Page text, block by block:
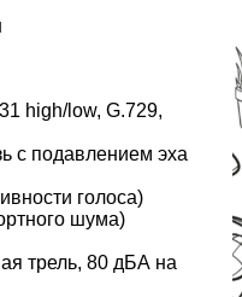
high/low, G.729,
с подавлением эха
голоса)
шума)
трель, 80 дБА на